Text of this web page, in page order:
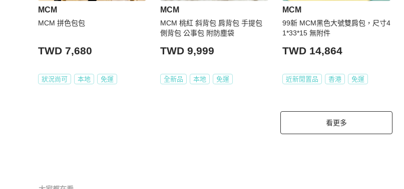
MCM
MCM 拼色包包
TWD 7,680
狀況尚可 本地 免運
MCM
MCM 桃紅 斜背包 肩背包 手提包
側背包 公事包 附防塵袋
TWD 9,999
全新品 本地 免運
MCM
99新 MCM黑色大號雙肩包，尺寸4
1*33*15 無附件
TWD 14,864
近新閒置品 香港 免運
看更多